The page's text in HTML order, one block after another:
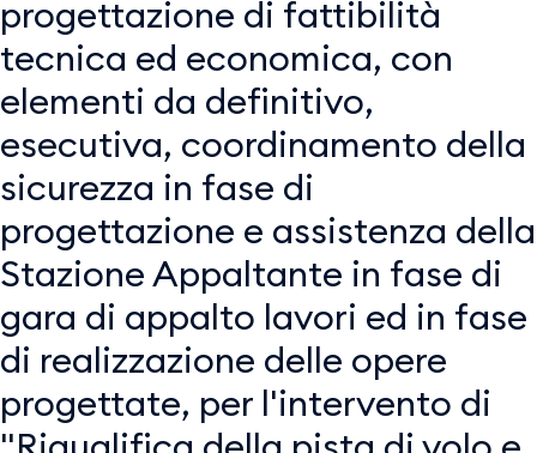
progettazione di fattibilità
tecnica ed economica, con
elementi da definitivo,
esecutiva, coordinamento della
sicurezza in fase di
progettazione e assistenza della
Stazione Appaltante in fase di
gara di appalto lavori ed in fase
di realizzazione delle opere
progettate, per l'intervento di